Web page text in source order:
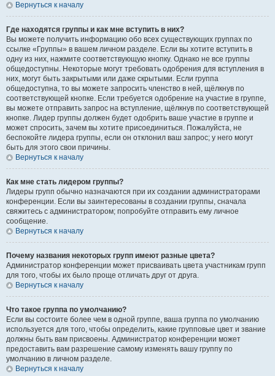
Вернуться к началу
Где находятся группы и как мне вступить в них?
Вы можете получить информацию обо всех существующих группах по
ссылке «Группы» в вашем личном разделе. Если вы хотите вступить в
одну из них, нажмите соответствующую кнопку. Однако не все группы
общедоступны. Некоторые могут требовать одобрения для вступления в
них, могут быть закрытыми или даже скрытыми. Если группа
общедоступна, то вы можете запросить членство в ней, щёлкнув по
соответствующей кнопке. Если требуется одобрение на участие в группе,
вы можете отправить запрос на вступление, щёлкнув по соответствующей
кнопке. Лидер группы должен будет одобрить ваше участие в группе и
может спросить, зачем вы хотите присоединиться. Пожалуйста, не
беспокойте лидера группы, если он отклонил ваш запрос; у него могут
быть для этого свои причины.
Вернуться к началу
Как мне стать лидером группы?
Лидеры групп обычно назначаются при их создании администраторами
конференции. Если вы заинтересованы в создании группы, сначала
свяжитесь с администратором; попробуйте отправить ему личное
сообщение.
Вернуться к началу
Почему названия некоторых групп имеют разные цвета?
Администратор конференции может присваивать цвета участникам групп
для того, чтобы их было проще отличать друг от друга.
Вернуться к началу
Что такое группа по умолчанию?
Если вы состоите более чем в одной группе, ваша группа по умолчанию
используется для того, чтобы определить, какие групповые цвет и звание
должны быть вам присвоены. Администратор конференции может
предоставить вам разрешение самому изменять вашу группу по
умолчанию в личном разделе.
Вернуться к началу